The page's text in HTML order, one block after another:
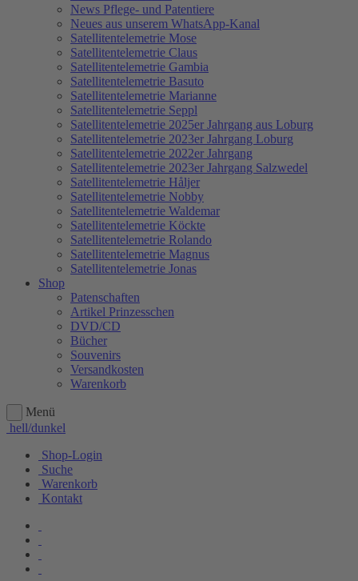
News Pflege- und Patentiere
Neues aus unserem WhatsApp-Kanal
Satellitentelemetrie Mose
Satellitentelemetrie Claus
Satellitentelemetrie Gambia
Satellitentelemetrie Basuto
Satellitentelemetrie Marianne
Satellitentelemetrie Seppl
Satellitentelemetrie 2025er Jahrgang aus Loburg
Satellitentelemetrie 2023er Jahrgang Loburg
Satellitentelemetrie 2022er Jahrgang
Satellitentelemetrie 2023er Jahrgang Salzwedel
Satellitentelemetrie Håljer
Satellitentelemetrie Nobby
Satellitentelemetrie Waldemar
Satellitentelemetrie Köckte
Satellitentelemetrie Rolando
Satellitentelemetrie Magnus
Satellitentelemetrie Jonas
Shop
Patenschaften
Artikel Prinzesschen
DVD/CD
Bücher
Souvenirs
Versandkosten
Warenkorb
Menü
hell/dunkel
Shop-Login
Suche
Warenkorb
Kontakt